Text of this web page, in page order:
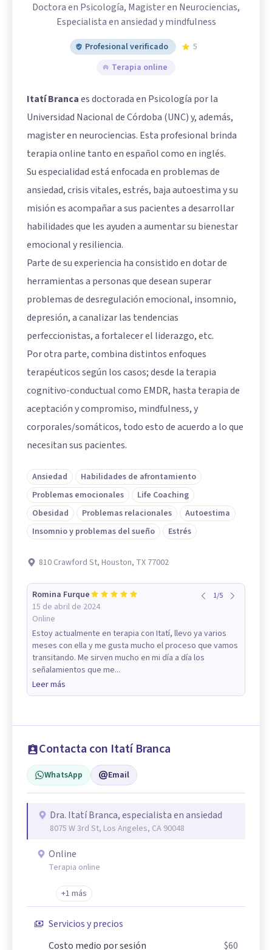
Doctora en Psicología, Magister en Neurociencias,
Especialista en ansiedad y mindfulness
Profesional verificado
5
Terapia online
Itatí Brancaes doctorada en Psicología por la
Universidad Nacional de Córdoba (UNC) y, además,
magister en neurociencias. Esta profesional brinda
terapia online tanto en español como en inglés.
Su especialidad está enfocada en problemas de
ansiedad, crisis vitales, estrés, baja autoestima y su
misión es acompañar a sus pacientes a desarrollar
habilidades que les ayuden a aumentar su bienestar
emocional y resiliencia.
Parte de su experiencia ha consistido en dotar de
herramientas a personas que desean superar
problemas de desregulación emocional, insomnio,
depresión, a canalizar las tendencias
perfeccionistas, a fortalecer el liderazgo, etc.
Por otra parte, combina distintos enfoques
terapéuticos según los casos; desde la terapia
cognitivo-conductual como EMDR, hasta terapia de
aceptación y compromiso, mindfulness, y
corporales/somáticos, todo esto de acuerdo a lo que
necesitan sus pacientes.
Ansiedad
Habilidades de afrontamiento
Problemas emocionales
Life Coaching
Obesidad
Problemas relacionales
Autoestima
Insomnio y problemas del sueño
Estrés
810 Crawford St, Houston, TX 77002
Romina Furque
15 de abril de 2024
Online
1/5
Estoy actualmente en terapia con Itatí, llevo ya varios
meses con ella y me gusta mucho el proceso que vamos
transitando. Me sirven mucho en mi día a día los
señalamientos que me...
Leer más
Contacta con Itatí Branca
WhatsApp Email
Dra. Itatí Branca, especialista en ansiedad
8075 W 3rd St, Los Angeles, CA 90048
Online
Terapia online
+1 más
Servicios y precios
Costo medio por sesión
$60